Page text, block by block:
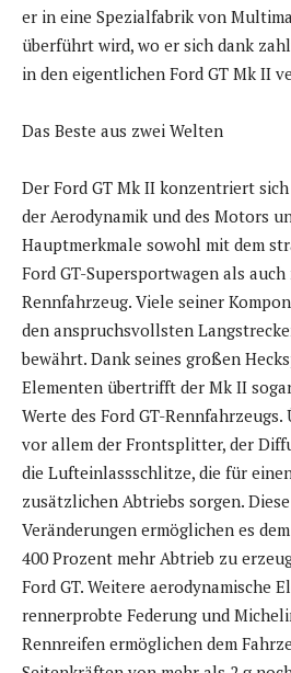
er in eine Spezialfabrik von
überführt wird, wo er sich dank
in den eigentlichen Ford GT Mk II
Das Beste aus zwei Welten
Der Ford GT Mk II konzentriert
der Aerodynamik und des Motors
Hauptmerkmale sowohl mit dem
Ford GT-Supersportwagen als auch
Rennfahrzeug. Viele seiner
den anspruchsvollsten
bewährt. Dank seines großen
Elementen übertrifft der Mk II
Werte des Ford GT-
vor allem der Frontsplitter, der
die Lufteinlassschlitze, die für
zusätzlichen Abtriebs sorgen.
Veränderungen ermöglichen es
400 Prozent mehr Abtrieb zu
Ford GT. Weitere aerodynamische
rennerprobte Federung und
Rennreifen ermöglichen dem